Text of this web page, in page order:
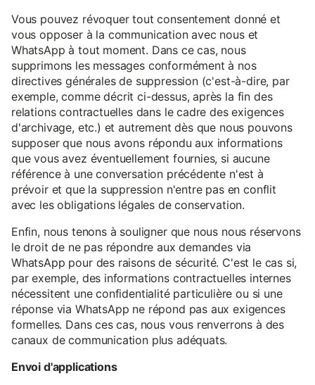
Vous pouvez révoquer tout consentement donné et
vous opposer à la communication avec nous et
WhatsApp à tout moment. Dans ce cas, nous
supprimons les messages conformément à nos
directives générales de suppression (c'est-à-dire, par
exemple, comme décrit ci-dessus, après la fin des
relations contractuelles dans le cadre des exigences
d'archivage, etc.) et autrement dès que nous pouvons
supposer que nous avons répondu aux informations
que vous avez éventuellement fournies, si aucune
référence à une conversation précédente n'est à
prévoir et que la suppression n'entre pas en conflit
avec les obligations légales de conservation.
Enfin, nous tenons à souligner que nous nous réservons
le droit de ne pas répondre aux demandes via
WhatsApp pour des raisons de sécurité. C'est le cas si,
par exemple, des informations contractuelles internes
nécessitent une confidentialité particulière ou si une
réponse via WhatsApp ne répond pas aux exigences
formelles. Dans ces cas, nous vous renverrons à des
canaux de communication plus adéquats.
Envoi d'applications